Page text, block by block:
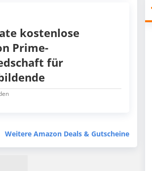
kostenlose
Prime-
für
Weitere Amazon Deals & Gutscheine